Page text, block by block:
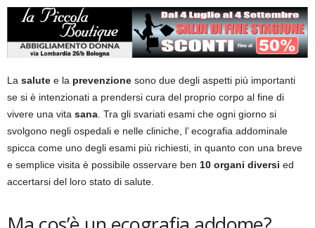
La salute e la prevenzione sono due degli aspetti più importanti
se si è intenzionati a prendersi cura del proprio corpo al fine di
vivere una vita sana. Tra gli svariati esami che ogni giorno si
svolgono negli ospedali e nelle cliniche, l’ ecografia addominale
spicca come uno degli esami più richiesti, in quanto con una breve
e semplice visita è possibile osservare ben 10 organi diversi ed
accertarsi del loro stato di salute.